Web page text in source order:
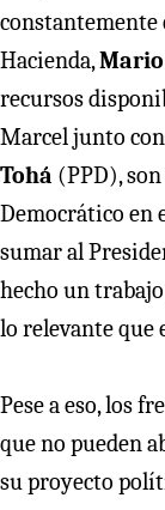
constantemente
Hacienda,
recursos
Marcel junto
Tohá (PPD),
Democrático en
sumar al
hecho un
lo relevante que
Pese a eso, los
que no pueden
su proyecto